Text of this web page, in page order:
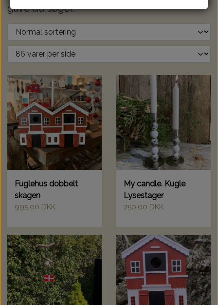
gave du søger.
Fuglehus dobbelt
skagen
995,00 DKK
My candle. Kugle
Lysestager
750,00 DKK